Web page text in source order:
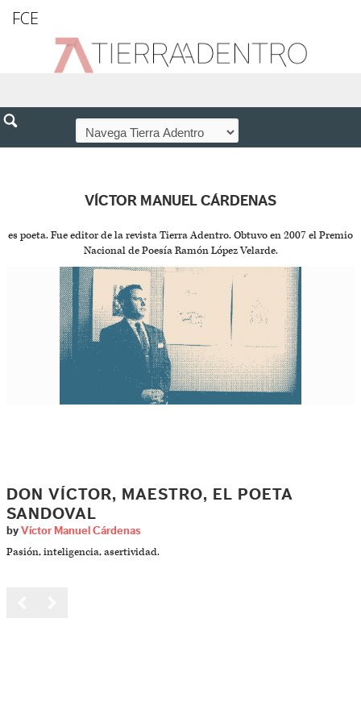
FCE
VÍCTOR MANUEL CÁRDENAS
es poeta. Fue editor de la revista Tierra Adentro. Obtuvo en 2007 el Premio
Nacional de Poesía Ramón López Velarde.
DON VÍCTOR, MAESTRO, EL POETA
SANDOVAL
by Víctor Manuel Cárdenas
Pasión, inteligencia, asertividad.